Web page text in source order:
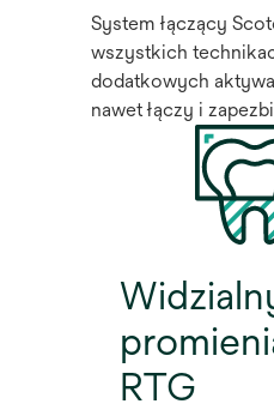
System łączący
wszystkich
dodatkowych
nawet łączy i
RTG